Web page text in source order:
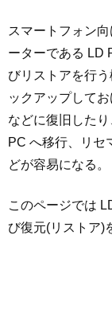
スマートフォン
ーターである LD
びリストアを行
ックアップして
などに復旧した
PC へ移行、リセ
どが容易になる。
このページでは
び復元(リストア)